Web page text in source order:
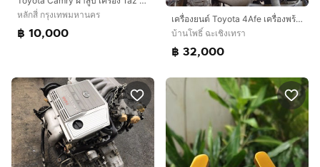
หลักสี่ กรุงเทพมหานคร
฿ 10,000
เครื่องยนต์ Toyota 4Afe เครื่องพร้อมเกียร์
บ้านโพธิ์ ฉะเชิงเทรา
฿ 32,000